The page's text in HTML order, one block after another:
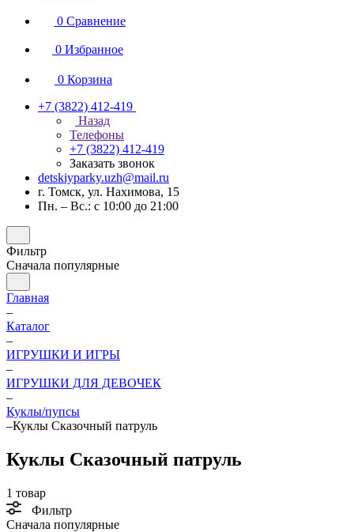
0 Сравнение
0 Избранное
0 Корзина
+7 (3822) 412-419
Назад
Телефоны
+7 (3822) 412-419
Заказать звонок
detskiyparky.uzh@mail.ru
г. Томск, ул. Нахимова, 15
Пн. – Вс.: с 10:00 до 21:00
Фильтр
Сначала популярные
Главная
–
Каталог
–
ИГРУШКИ И ИГРЫ
–
ИГРУШКИ ДЛЯ ДЕВОЧЕК
–
Куклы/пупсы
–Куклы Сказочный патруль
Куклы Сказочный патруль
1 товар
Фильтр
Сначала популярные